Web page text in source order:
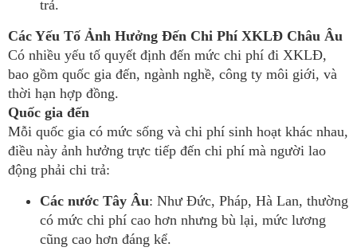
trả.
Các Yếu Tố Ảnh Hưởng Đến Chi Phí XKLĐ Châu Âu
Có nhiều yếu tố quyết định đến mức chi phí đi XKLĐ,
bao gồm quốc gia đến, ngành nghề, công ty môi giới, và
thời hạn hợp đồng.
Quốc gia đến
Mỗi quốc gia có mức sống và chi phí sinh hoạt khác nhau,
điều này ảnh hưởng trực tiếp đến chi phí mà người lao
động phải chi trả:
Các nước Tây Âu: Như Đức, Pháp, Hà Lan, thường
có mức chi phí cao hơn nhưng bù lại, mức lương
cũng cao hơn đáng kể.